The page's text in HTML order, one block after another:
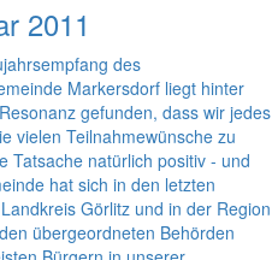
2011
des
Markersdorf liegt hinter
gefunden, dass wir jedes
vielen Teilnahmewünsche zu
Tatsache natürlich positiv - und
hat sich in den letzten
Görlitz und in der Region
übergeordneten Behörden